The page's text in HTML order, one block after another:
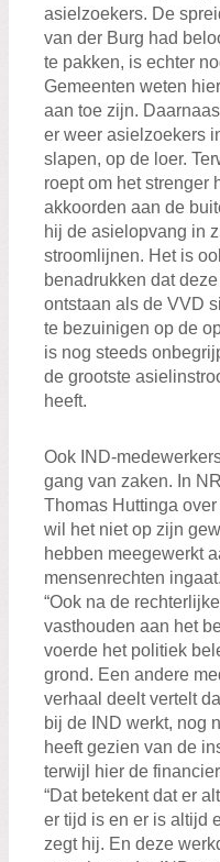
asielzoekers. De
van der Burg had
te pakken, is echter
Gemeenten weten
aan toe zijn.
er weer asielzoekers
slapen, op de loer.
roept om het strenger
akkoorden aan de
hij de asielopvang in
stroomlijnen. Het is
benadrukken dat
ontstaan als de VVD
te bezuinigen op de
is nog steeds
de grootste
heeft.
Ook IND-
gang van zaken. In
Thomas Huttinga
wil het niet op zijn
hebben meegewerkt
mensenrechten
“Ook na de
vasthouden aan het
voerde het politiek
grond. Een andere
verhaal deelt vertelt
bij de IND werkt, nog
heeft gezien van de
terwijl hier de
“Dat betekent dat er
er tijd is en er is altijd
zegt hij. En deze